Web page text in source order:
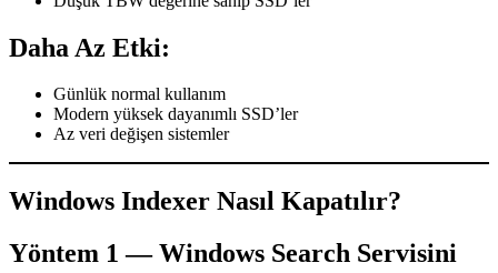
Daha Az Etki:
Günlük normal kullanım
Modern yüksek dayanımlı SSD’ler
Az veri değişen sistemler
Windows Indexer Nasıl Kapatılır?
Yöntem 1 — Windows Search Servisini